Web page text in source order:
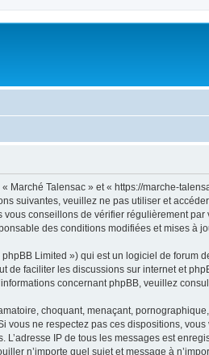
Talensac » et « https://marche-
suivantes, veuillez ne pas utiliser et
conseillons de vérifier régulièrement
des conditions modifiées et mises à
Limited ») qui est un logiciel de forum
de faciliter les discussions sur internet et
concernant phpBB, veuillez
choquant, menaçant,
ne respectez pas ces dispositions,
IP de tous les messages est
n’importe quel sujet et message à